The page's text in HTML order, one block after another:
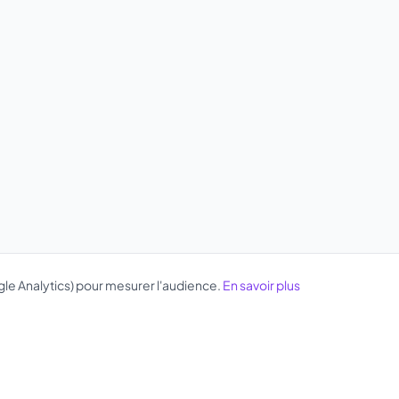
Analytics) pour mesurer l'audience. En savoir plus